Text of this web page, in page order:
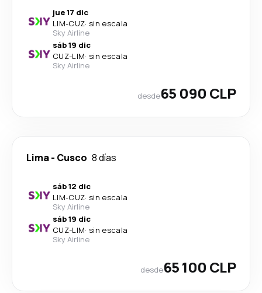
jue 17 dic
LIM-CUZ· sin escala
Sky Airline
sáb 19 dic
CUZ-LIM· sin escala
Sky Airline
desde65 090 CLP
Lima- Cusco 8 días
sáb 12 dic
LIM-CUZ· sin escala
Sky Airline
sáb 19 dic
CUZ-LIM· sin escala
Sky Airline
desde65 100 CLP